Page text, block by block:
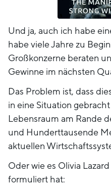
Und ja, auch ich habe
habe viele Jahre zu
Großkonzerne beraten
Gewinne im nächsten
Das Problem ist, dass
in eine Situation
Lebensraum am Rande
und Hunderttausende
aktuellen
Oder wie es Olivia
formuliert hat: